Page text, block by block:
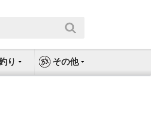
り その他